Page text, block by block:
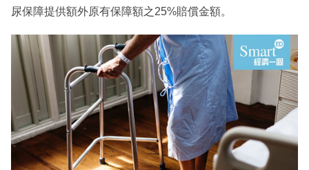
尿保障提供額外原有保障額之25%賠償金額。